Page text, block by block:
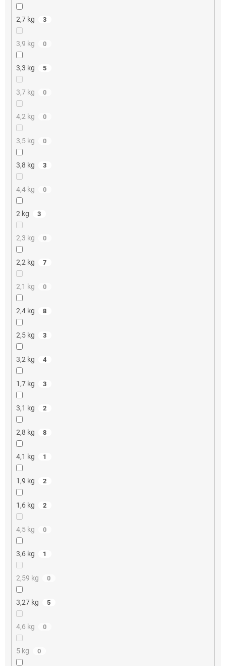
2,7 kg 3
3,9 kg 0
3,3 kg 5
3,7 kg 0
4,2 kg 0
3,5 kg 0
3,8 kg 3
4,4 kg 0
2 kg 3
2,3 kg 0
2,2 kg 7
2,1 kg 0
2,4 kg 8
2,5 kg 3
3,2 kg 4
1,7 kg 3
3,1 kg 2
2,8 kg 8
4,1 kg 1
1,9 kg 2
1,6 kg 2
4,5 kg 0
3,6 kg 1
2,59 kg 0
3,27 kg 5
4,6 kg 0
5 kg 0